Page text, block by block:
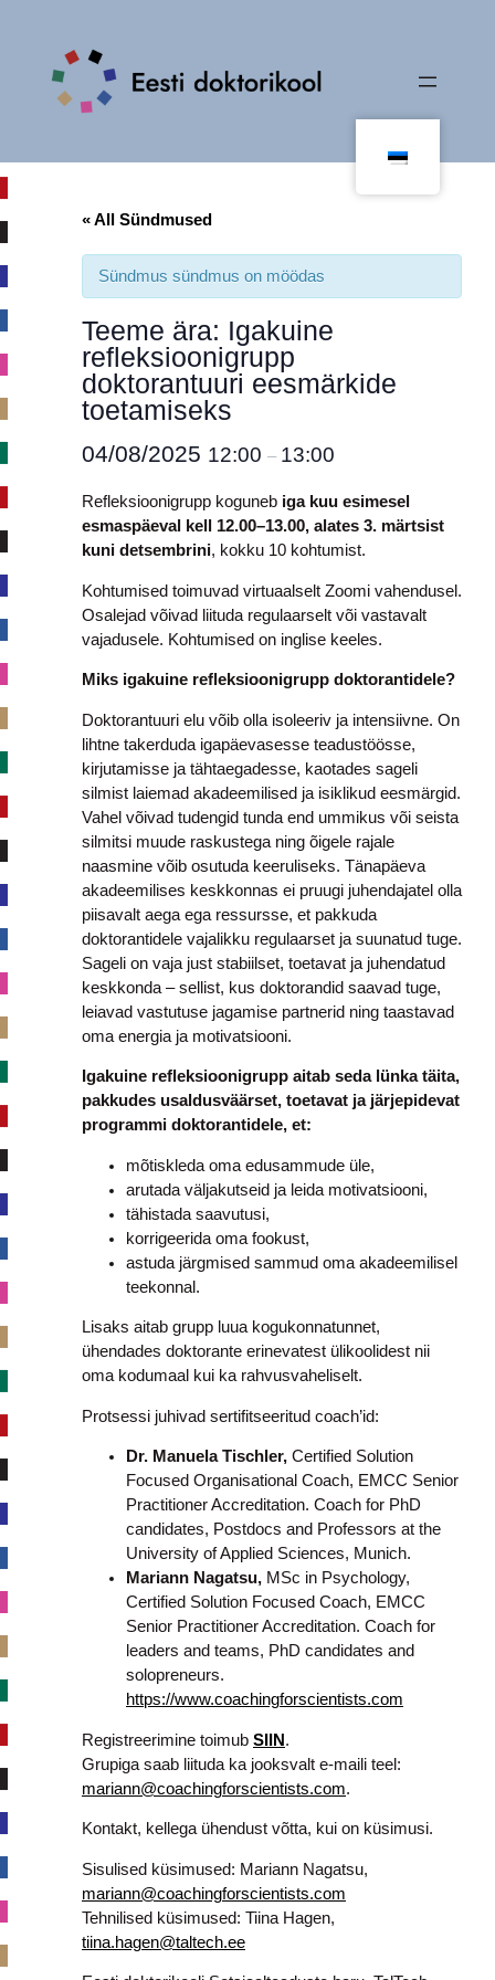
« All Sündmused
Sündmus sündmus on möödas
Teeme ära: Igakuine
refleksioonigrupp
doktorantuuri eesmärkide
toetamiseks
04/08/2025 12:00 – 13:00
Refleksioonigrupp koguneb iga kuu esimesel
esmaspäeval kell 12.00–13.00, alates 3. märtsist
kuni detsembrini, kokku 10 kohtumist.
Kohtumised toimuvad virtuaalselt Zoomi vahendusel.
Osalejad võivad liituda regulaarselt või vastavalt
vajadusele. Kohtumised on inglise keeles.
Miks igakuine refleksioonigrupp doktorantidele?
Doktorantuuri elu võib olla isoleeriv ja intensiivne. On
lihtne takerduda igapäevasesse teadustöösse,
kirjutamisse ja tähtaegadesse, kaotades sageli
silmist laiemad akadeemilised ja isiklikud eesmärgid.
Vahel võivad tudengid tunda end ummikus või seista
silmitsi muude raskustega ning õigele rajale
naasmine võib osutuda keeruliseks. Tänapäeva
akadeemilises keskkonnas ei pruugi juhendajatel olla
piisavalt aega ega ressursse, et pakkuda
doktorantidele vajalikku regulaarset ja suunatud tuge.
Sageli on vaja just stabiilset, toetavat ja juhendatud
keskkonda – sellist, kus doktorandid saavad tuge,
leiavad vastutuse jagamise partnerid ning taastavad
oma energia ja motivatsiooni.
Igakuine refleksioonigrupp aitab seda lünka täita,
pakkudes usaldusväärset, toetavat ja järjepidevat
programmi doktorantidele, et:
mõtiskleda oma edusammude üle,
arutada väljakutseid ja leida motivatsiooni,
tähistada saavutusi,
korrigeerida oma fookust,
astuda järgmised sammud oma akadeemilisel
teekonnal.
Lisaks aitab grupp luua kogukonnatunnet,
ühendades doktorante erinevatest ülikoolidest nii
oma kodumaal kui ka rahvusvaheliselt.
Protsessi juhivad sertifitseeritud coach’id:
Dr. Manuela Tischler, Certified Solution
Focused Organisational Coach, EMCC Senior
Practitioner Accreditation. Coach for PhD
candidates, Postdocs and Professors at the
University of Applied Sciences, Munich.
Mariann Nagatsu, MSc in Psychology,
Certified Solution Focused Coach, EMCC
Senior Practitioner Accreditation. Coach for
leaders and teams, PhD candidates and
solopreneurs.
https://www.coachingforscientists.com
Registreerimine toimub SIIN .
Grupiga saab liituda ka jooksvalt e-maili teel:
mariann@coachingforscientists.com.
Kontakt, kellega ühendust võtta, kui on küsimusi.
Sisulised küsimused: Mariann Nagatsu,
mariann@coachingforscientists.com
Tehnilised küsimused: Tiina Hagen,
tiina.hagen@taltech.ee